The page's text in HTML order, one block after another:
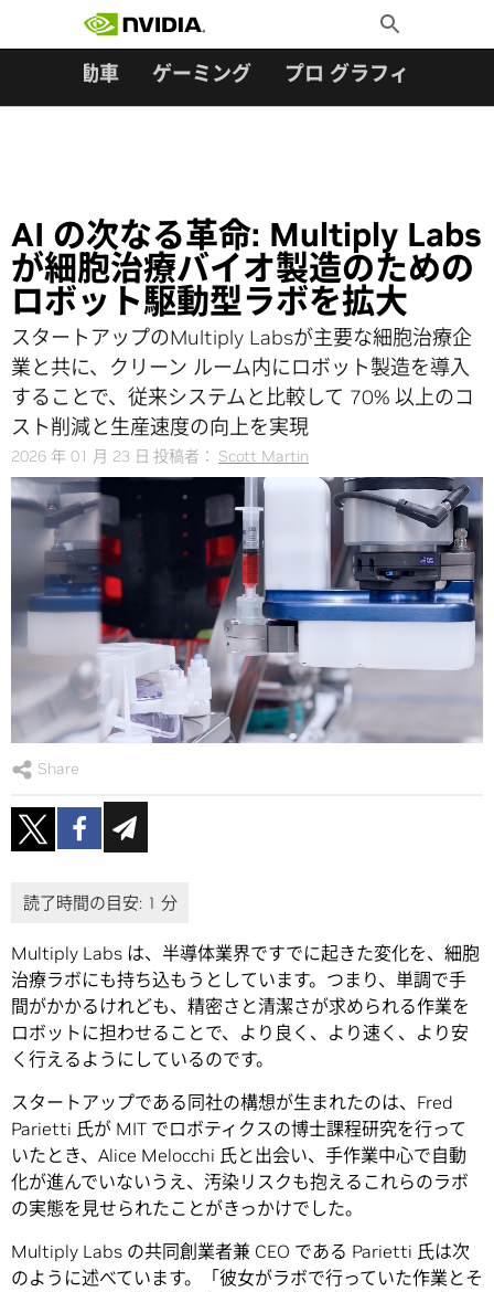
Toggle
Search
自動車 ゲーミング プロ グラフィックス
AI の次なる革命: Multiply Labs
が細胞治療バイオ製造のための
ロボット駆動型ラボを拡大
スタートアップのMultiply Labsが主要な細胞治療企
業と共に、クリーン ルーム内にロボット製造を導入
することで、従来システムと比較して 70% 以上のコ
スト削減と生産速度の向上を実現
2026 年 01 月 23 日 投稿者： Scott Martin
Share
Multiply Labs は、半導体業界ですでに起きた変化を、細胞
治療ラボにも持ち込もうとしています。つまり、単調で手
間がかかるけれども、精密さと清潔さが求められる作業を
ロボットに担わせることで、より良く、より速く、より安
く行えるようにしているのです。
スタートアップである同社の構想が生まれたのは、Fred
Parietti 氏が MIT でロボティクスの博士課程研究を行って
いたとき、Alice Melocchi 氏と出会い、手作業中心で自動
化が進んでいないうえ、汚染リスクも抱えるこれらのラボ
の実態を見せられたことがきっかけでした。
Multiply Labs の共同創業者兼 CEO である Parietti 氏は次
のように述べています。「彼女がラボで行っていた作業とそ